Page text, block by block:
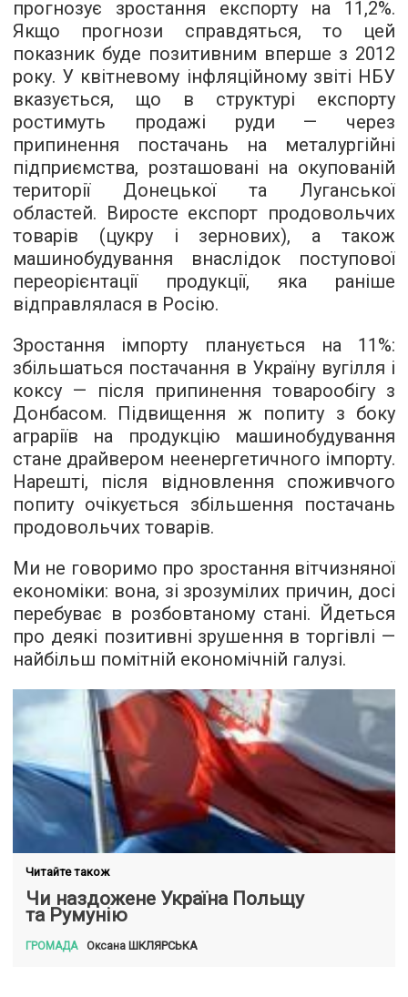
прогнозує зростання експорту на 11,2%.
Якщо прогнози справдяться, то цей
показник буде позитивним вперше з 2012
року. У квітневому інфляційному звіті НБУ
вказується, що в структурі експорту
ростимуть продажі руди — через
припинення постачань на металургійні
підприємства, розташовані на окупованій
території Донецької та Луганської
областей. Виросте експорт продовольчих
товарів (цукру і зернових), а також
машинобудування внаслідок поступової
переорієнтації продукції, яка раніше
відправлялася в Росію.
Зростання імпорту планується на 11%:
збільшаться постачання в Україну вугілля і
коксу — після припинення товарообігу з
Донбасом. Підвищення ж попиту з боку
аграріїв на продукцію машинобудування
стане драйвером неенергетичного імпорту.
Нарешті, після відновлення споживчого
попиту очікується збільшення постачань
продовольчих товарів.
Ми не говоримо про зростання вітчизняної
економіки: вона, зі зрозумілих причин, досі
перебуває в розбовтаному стані. Йдеться
про деякі позитивні зрушення в торгівлі —
найбільш помітній економічній галузі.
Читайте також
Чи наздожене Україна Польщу
та Румунію
ГРОМАДА Оксана ШКЛЯРСЬКА